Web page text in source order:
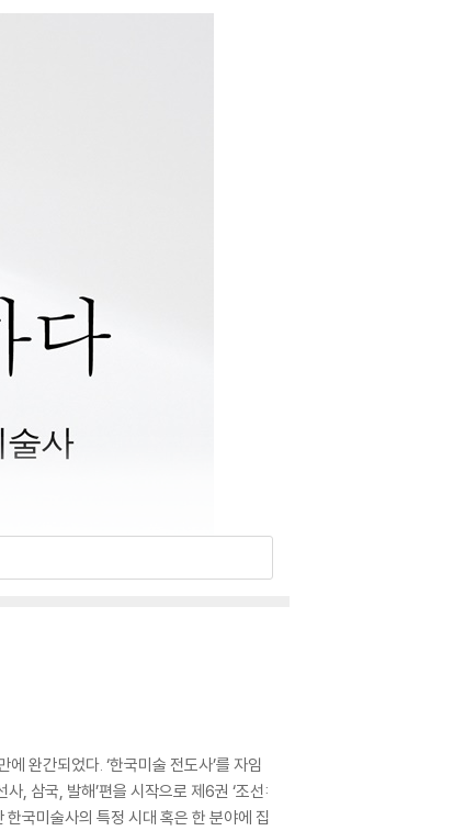
완간되었다. ‘한국미술 전도사’를 자임
, 삼국, 발해’편을 시작으로 제6권 ‘조선:
국미술사의 특정 시대 혹은 한 분야에 집